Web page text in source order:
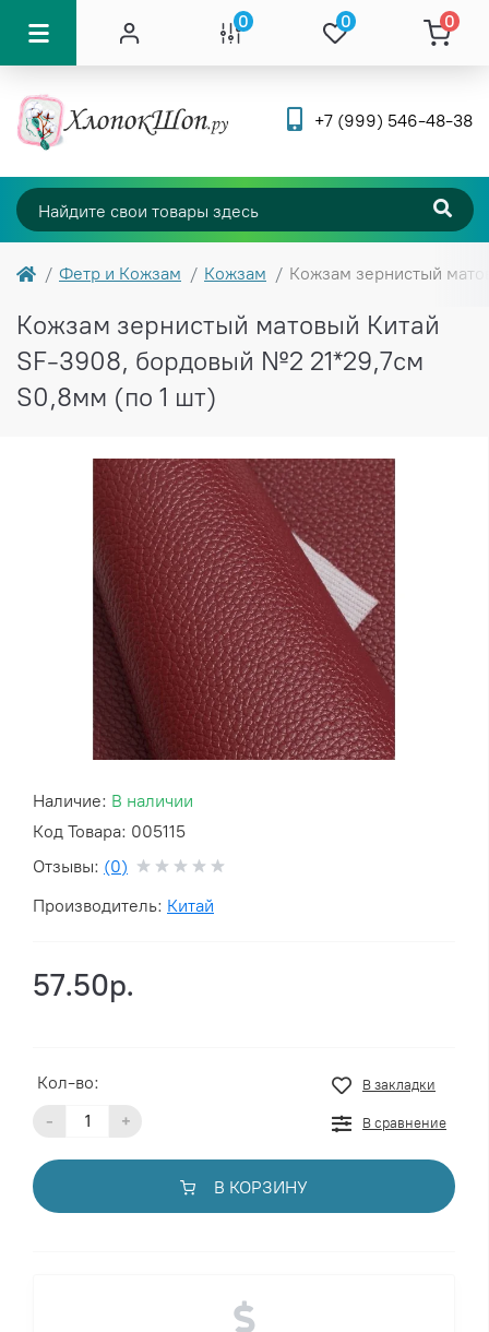
0 0 0
+7 (999) 546-48-38
Фетр и Кожзам Кожзам Кожзам зернистый
Кожзам зернистый матовый Китай
SF-3908, бордовый №2 21*29,7см
S0,8мм (по 1 шт)
Наличие: В наличии
Код Товара: 005115
Отзывы: (0)
Производитель: Китай
57.50р.
Кол-во:
- +
В закладки
В сравнение
В КОРЗИНУ